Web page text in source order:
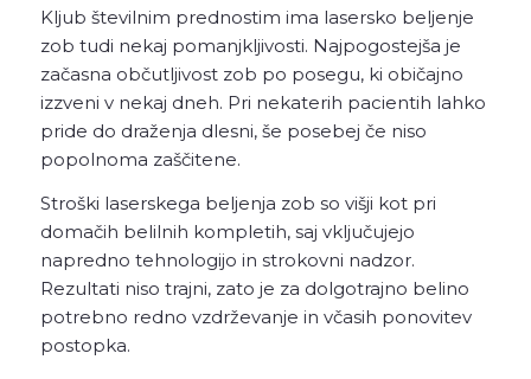
Kljub številnim prednostim ima lasersko beljenje
zob tudi nekaj pomanjkljivosti. Najpogostejša je
začasna občutljivost zob po posegu, ki običajno
izzveni v nekaj dneh. Pri nekaterih pacientih lahko
pride do draženja dlesni, še posebej če niso
popolnoma zaščitene.
Stroški laserskega beljenja zob so višji kot pri
domačih belilnih kompletih, saj vključujejo
napredno tehnologijo in strokovni nadzor.
Rezultati niso trajni, zato je za dolgotrajno belino
potrebno redno vzdrževanje in včasih ponovitev
postopka.